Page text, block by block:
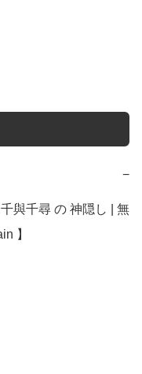
−
與千尋 の 神隠し | 無
】